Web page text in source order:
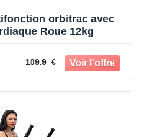
orbitrac avec
Roue 12kg
109.9 €